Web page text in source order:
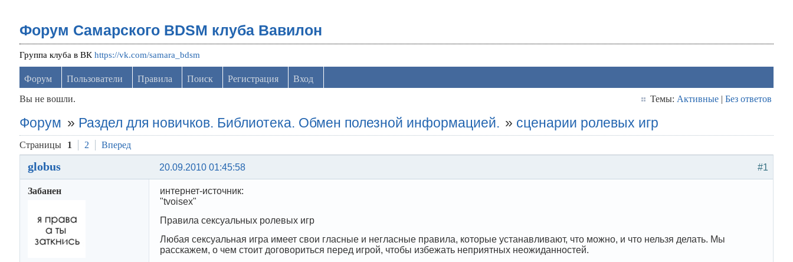
Форум Самарского BDSM клуба Вавилон
Группа клуба в ВКhttps://vk.com/samara_bdsm
Форум Пользователи Правила Поиск Регистрация
Вход
Вы не вошли.
Темы: Активные| Без ответов
Форум » Раздел для новичков. Библиотека. Обмен полезной информацией. » сценарии ролевых игр
Страницы 1 2 Вперед
#1
20.09.2010 01:45:58
globus
Забанен
интернет-источник:
"tvoisex"
Правила сексуальных ролевых игр
Любая сексуальная игра имеет свои гласные и негласные правила, которые устанавливают, что можно, и что нельзя делать. Мы
расскажем, о чем стоит договориться перед игрой, чтобы избежать неприятных неожиданностей.